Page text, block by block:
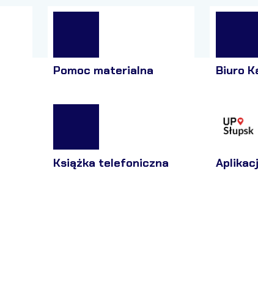
Pomoc materialna Biuro
Książka telefoniczna